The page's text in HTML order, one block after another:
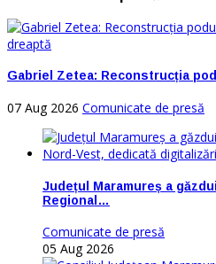
Gabriel Zetea: Reconstrucția
07 Aug 2026 Comunicate de presă
Județul Maramureș a
Regional…
Comunicate de presă
05 Aug 2026